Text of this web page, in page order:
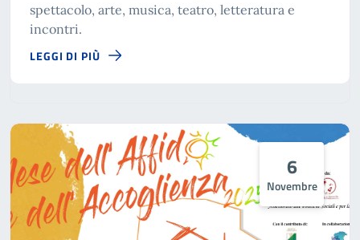
spettacolo, arte, musica, teatro, letteratura e
incontri.
LEGGI DI PIÙ
6
Novembre